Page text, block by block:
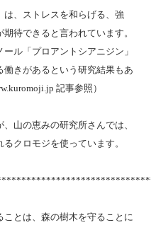
、ストレスを和らげる、強
待できると言われています。
ル「プロアントシアニジン」
きがあるという研究結果もあ
記事参照）
山の恵みの研究所さんでは、
クロモジを使っています。
とは、森の樹木を守ることに